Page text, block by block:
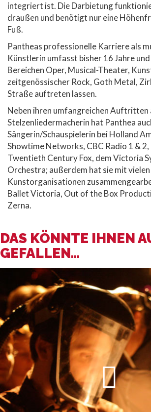
integriert ist. Die Darbietung
draußen und benötigt nur eine
Fuß.
Pantheas professionelle Karriere als
Künstlerin umfasst bisher 16 Jahre und
Bereichen Oper, Musical-Theater,
zeitgenössischer Rock, Goth Metal,
Straße auftreten lassen.
Neben ihren umfangreichen Auftritten
Stelzenliedermacherin hat Panthea
Sängerin/Schauspielerin bei Holland
Showtime Networks, CBC Radio 1 &
Twentieth Century Fox, dem Victoria
Orchestra; außerdem hat sie mit
Kunstorganisationen
Ballet Victoria, Out of the Box
Zerna.
DAS KÖNNTE IHNEN
GEFALLEN...